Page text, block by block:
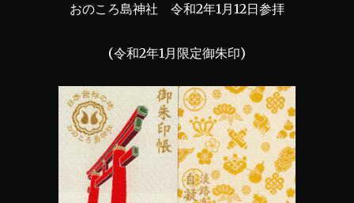
おのころ島神社 令和2年1月12日参拝
(令和2年1月限定御朱印)